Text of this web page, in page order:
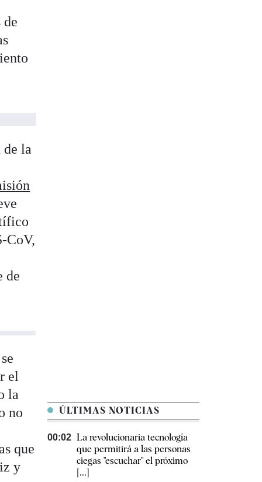
de la
CoV,
de
el
la
no
que
y
ÚLTIMAS NOTICIAS
00:02 La revolucionaria tecnología
que permitirá a las personas
ciegas "escuchar" el próximo
[...]